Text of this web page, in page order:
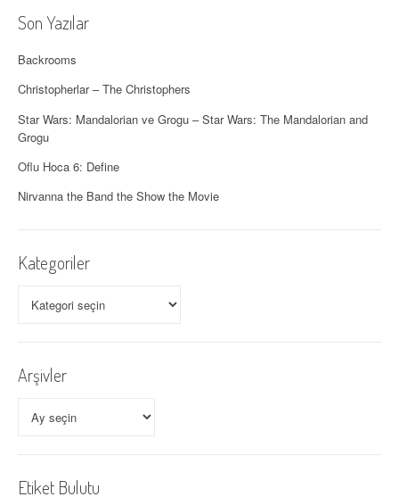
l
a
ş
ı
m
ı
Son Yazılar
Backrooms
Christopherlar – The Christophers
Star Wars: Mandalorian ve Grogu – Star Wars: The Mandalorian and
Grogu
Oflu Hoca 6: Define
Nirvanna the Band the Show the Movie
Kategoriler
Arşivler
Etiket Bulutu